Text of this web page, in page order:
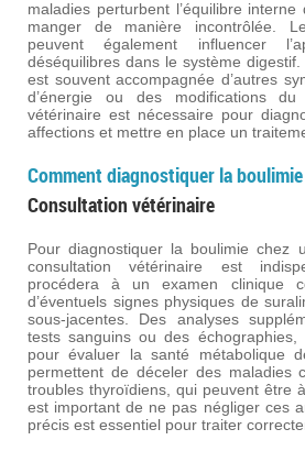
maladies perturbent l’équilibre
manger de manière incontrôlée.
peuvent également influencer
déséquilibres dans le système
est souvent accompagnée d’autres
d’énergie ou des modifications
vétérinaire est nécessaire pour
affections et mettre en place un
Comment diagnostiquer la
Consultation vétérinaire
Pour diagnostiquer la boulimie chez
consultation vétérinaire est
procédera à un examen clinique
d’éventuels signes physiques de
sous-jacentes. Des analyses
tests sanguins ou des échographies,
pour évaluer la santé métabolique
permettent de déceler des maladies
troubles thyroïdiens, qui peuvent être
est important de ne pas négliger ces
précis est essentiel pour traiter